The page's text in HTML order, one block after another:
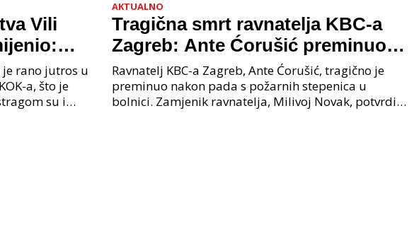
Vili
rano jutros u
a, što je
su i
AKTUALNO
Tragična smrt ravnatelja KBC-a
Zagreb: Ante Ćorušić preminuo
nakon pada u bolnici, policija na
mjestu događaja
Ravnatelj KBC-a Zagreb, Ante Ćorušić, tragično je
preminuo nakon pada s požarnih stepenica u
bolnici. Zamjenik ravnatelja, Milivoj Novak, potvrdio